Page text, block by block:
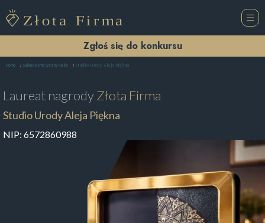
Zgłoś się do konkursu
Home Salon Kosmetyczny Kielce Studio Urody Aleja Piękna
Laureat nagrodyZłota Firma
Studio Urody Aleja Piękna
NIP: 6572860988